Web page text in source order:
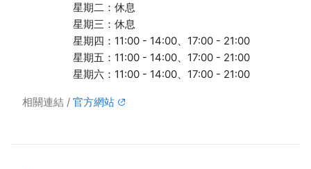
星期二：休息
星期三：休息
星期四：11:00 - 14:00、17:00 - 21:00
星期五：11:00 - 14:00、17:00 - 21:00
星期六：11:00 - 14:00、17:00 - 21:00
相關連結 官方網站